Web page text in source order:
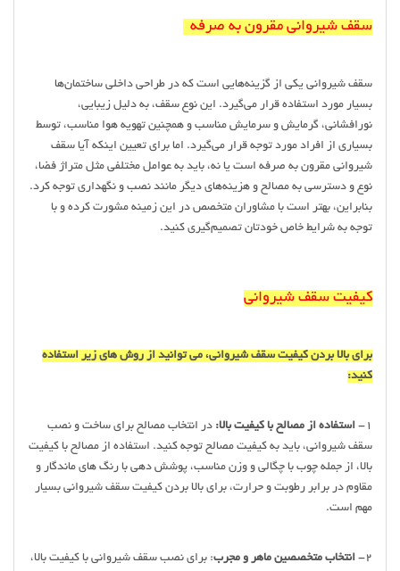
سقف شیروانی مقرون به صرفه
سقف شیروانی یکی از گزینه‌هایی است که در طراحی داخلی ساختمان‌ها
بسیار مورد استفاده قرار می‌گیرد. این نوع سقف، به دلیل زیبایی،
نورافشانی، گرمایش و سرمایش مناسب و همچنین تهویه هوا مناسب، توسط
بسیاری از افراد مورد توجه قرار می‌گیرد. اما برای تعیین اینکه آیا سقف
شیروانی مقرون به صرفه است یا نه، باید به عوامل مختلفی مثل متراژ فضا،
نوع و دسترسی به مصالح و هزینه‌های دیگر مانند نصب و نگهداری توجه کرد.
بنابراین، بهتر است با مشاوران متخصص در این زمینه مشورت کرده و با
توجه به شرایط خاص خودتان تصمیم‌گیری کنید.
کیفیت سقف شیروانی
برای بالا بردن کیفیت سقف شیروانی، می توانید از روش های زیر استفاده
کنید:
1- استفاده از مصالح با کیفیت بالا: در انتخاب مصالح برای ساخت و نصب
سقف شیروانی، باید به کیفیت مصالح توجه کنید. استفاده از مصالح با کیفیت
بالا، از جمله چوب با چگالی و وزن مناسب، پوشش دهی با رنگ های ماندگار و
مقاوم در برابر رطوبت و حرارت، برای بالا بردن کیفیت سقف شیروانی بسیار
مهم است.
2- انتخاب متخصصین ماهر و مجرب: برای نصب سقف شیروانی با کیفیت بالا،